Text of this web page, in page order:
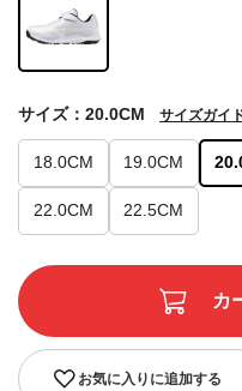
18.0CM 19.0CM
22.0CM 22.5CM
サイズ：20.0CM サイズガイ
お気に入りに追加する